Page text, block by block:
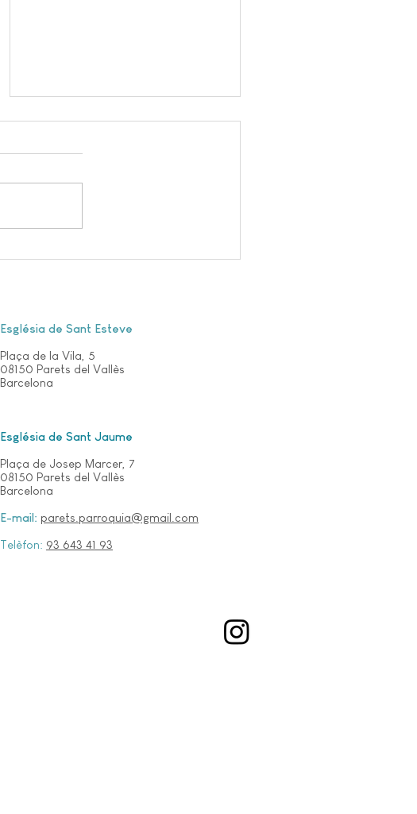
Església de Sant Esteve
Plaça de la Vila, 5
08150 Parets del Vallès
Barcelona
Església de Sant Jaume
Plaça de Josep Marcer, 7
08150 Parets del Vallès
Barcelona
E-mail: parets.parroquia@gmail.com
Telèfon: 93 643 41 93